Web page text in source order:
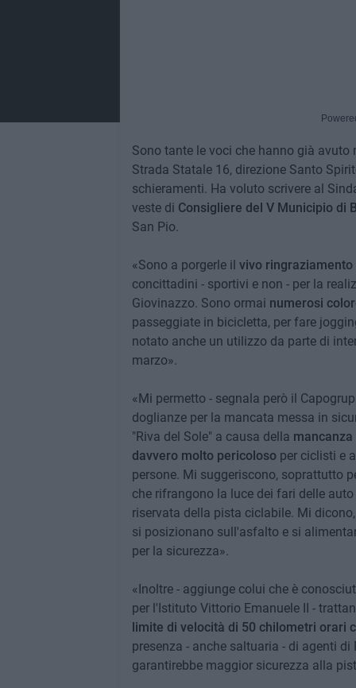
Sono tante le voci che hanno già
Strada Statale 16, direzione Santo
schieramenti. Ha voluto scrivere al
veste di Consigliere del V Municipio di
San Pio.
«Sono a porgerle il vivo ringraziamento
concittadini - sportivi e non - per la
Giovinazzo. Sono ormai numerosi
passeggiate in bicicletta, per fare
notato anche un utilizzo da parte di
marzo».
«Mi permetto - segnala però il
doglianze per la mancata messa in
"Riva del Sole" a causa della
davvero molto pericoloso per ciclisti e
persone. Mi suggeriscono, soprattutto
che rifrangono la luce dei fari delle
riservata della pista ciclabile. Mi
si posizionano sull'asfalto e si
per la sicurezza».
«Inoltre - aggiunge colui che è
per l'Istituto Vittorio Emanuele II -
limite di velocità di 50 chilometri orari
presenza - anche saltuaria - di agenti
garantirebbe maggior sicurezza alla